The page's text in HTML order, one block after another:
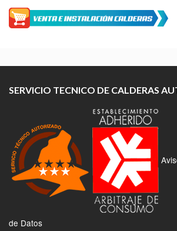
SERVICIO TECNICO DE CALDERAS
de Datos